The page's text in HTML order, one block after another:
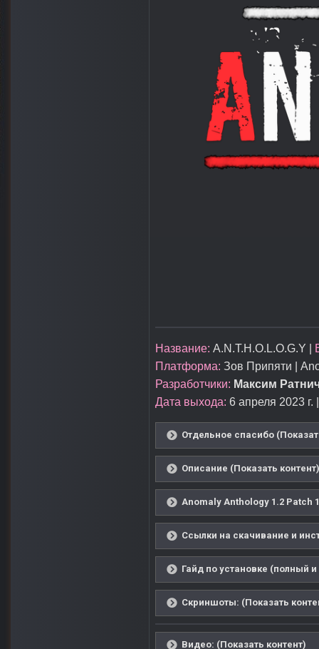
Название: A.N.T.H.O.L.O.G.Y |
Платформа: Зов Припяти |
Разработчики: Максим
Дата выхода: 6 апреля 2023 г.
Отдельное спасибо
Описание (Показать контент)
Anomaly Anthology 1.2 Patch
Ссылки на скачивание и
Гайд по установке (полный
Скриншоты: (Показать
Видео: (Показать контент)